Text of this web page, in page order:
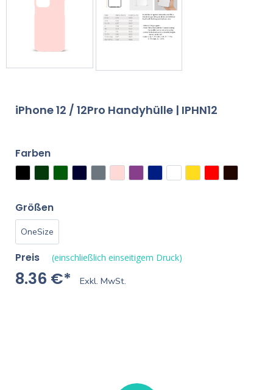
iPhone 12 / 12Pro Handyhülle | IPHN12
Farben
Größen
OneSize
Preis (einschließlich einseitigem Druck)
8.36 €* Exkl. MwSt.